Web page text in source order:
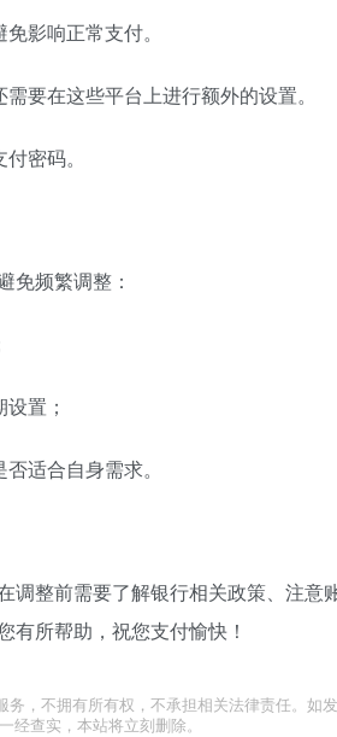
影响正常支付。
要在这些平台上进行额外的设置。
密码。
免频繁调整：
置；
适合自身需求。
调整前需要了解银行相关政策、注意
有所帮助，祝您支付愉快！
，不拥有所有权，不承担相关法律责任。如发
查实，本站将立刻删除。